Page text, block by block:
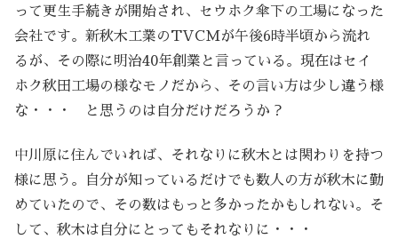
って更生手続きが開始され、セウホク傘下の工場になった
会社です。新秋木工業のTVCMが午後6時半頃から流れ
るが、その際に明治40年創業と言っている。現在はセイ
ホク秋田工場の様なモノだから、その言い方は少し違う様
な・・・ と思うのは自分だけだろうか？
中川原に住んでいれば、それなりに秋木とは関わりを持つ
様に思う。自分が知っているだけでも数人の方が秋木に勤
めていたので、その数はもっと多かったかもしれない。そ
して、秋木は自分にとってもそれなりに・・・